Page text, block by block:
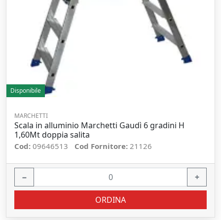
Disponibile
MARCHETTI
Scala in alluminio Marchetti Gaudì 6 gradini H
1,60Mt doppia salita
Cod: 09646513 Cod Fornitore: 21126
− +
ORDINA